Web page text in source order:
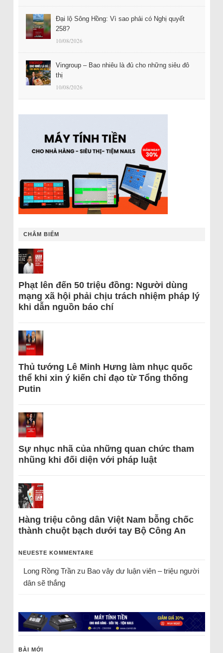
Đại lộ Sông Hồng: Vì sao phải có Nghị quyết
258?
10/08/2026
Vingroup – Bao nhiêu là đủ cho những siêu đô
thị
10/08/2026
CHÂM BIẾM
Phạt lên đến 50 triệu đồng: Người dùng
mạng xã hội phải chịu trách nhiệm pháp lý
khi dẫn nguồn báo chí
Thủ tướng Lê Minh Hưng làm nhục quốc
thể khi xin ý kiến chỉ đạo từ Tổng thống
Putin
Sự nhục nhã của những quan chức tham
nhũng khi đối diện với pháp luật
Hàng triệu công dân Việt Nam bỗng chốc
thành chuột bạch dưới tay Bộ Công An
NEUESTE KOMMENTARE
Long Rồng Trầnzu Bao vây dư luận viên – triệu người
dân sẽ thắng
BÀI MỚI